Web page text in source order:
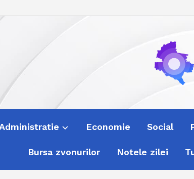
Economie Social
Bursa zvonurilor Notele zilei